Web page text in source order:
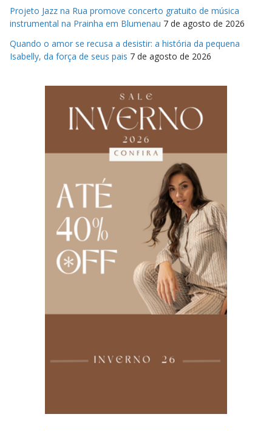
Projeto Jazz na Rua promove concerto gratuito de música
instrumental na Prainha em Blumenau 7 de agosto de 2026
Quando o amor se recusa a desistir: a história da pequena
Isabelly, da força de seus pais 7 de agosto de 2026